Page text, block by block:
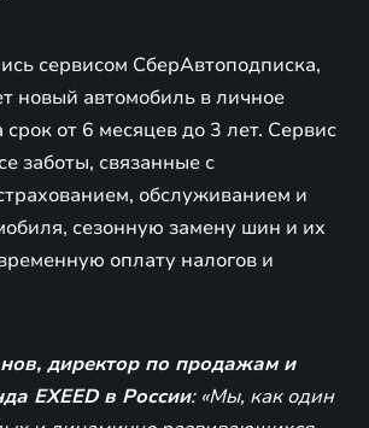
сервисом СберАвтоподписка,
новый автомобиль в личное
от 6 месяцев до 3 лет. Сервис
заботы, связанные с
обслуживанием и
сезонную замену шин и их
оплату налогов и
директор по продажам и
EXEED в России: «Мы, как один